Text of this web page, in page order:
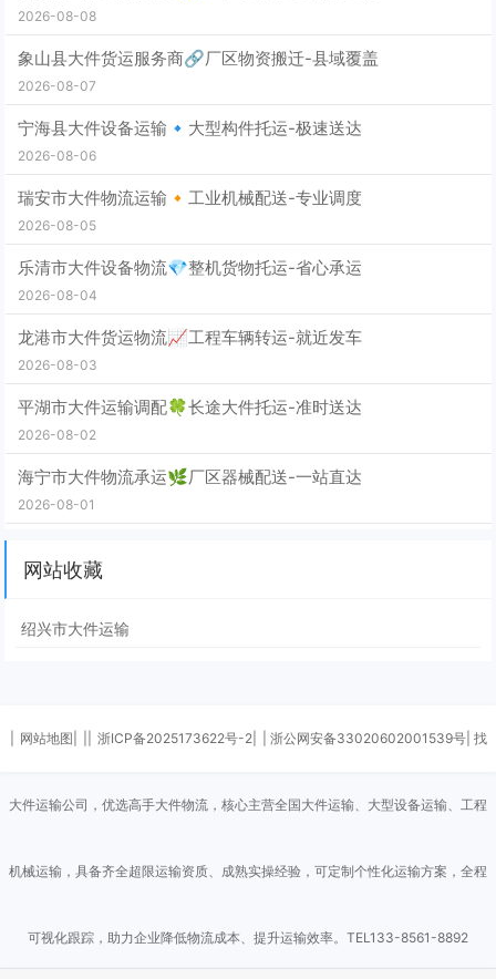
2026-08-08
象山县大件货运服务商🔗厂区物资搬迁-县域覆盖
2026-08-07
宁海县大件设备运输🔹大型构件托运-极速送达
2026-08-06
瑞安市大件物流运输🔸工业机械配送-专业调度
2026-08-05
乐清市大件设备物流💎整机货物托运-省心承运
2026-08-04
龙港市大件货运物流📈工程车辆转运-就近发车
2026-08-03
平湖市大件运输调配🍀长途大件托运-准时送达
2026-08-02
海宁市大件物流承运🌿厂区器械配送-一站直达
2026-08-01
网站收藏
绍兴市大件运输
网站地图| 浙ICP备2025173622号-2| | 浙公网安备33020602001539号| 找
大件运输公司，优选高手大件物流，核心主营全国大件运输、大型设备运输、工程
机械运输，具备齐全超限运输资质、成熟实操经验，可定制个性化运输方案，全程
可视化跟踪，助力企业降低物流成本、提升运输效率。TEL133-8561-8892